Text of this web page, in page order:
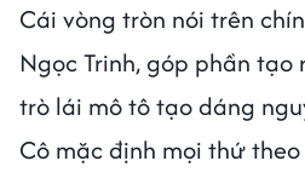
Cái vòng tròn nói trên
Ngọc Trinh, góp phần
trò lái mô tô tạo dáng
Cô mặc định mọi thứ